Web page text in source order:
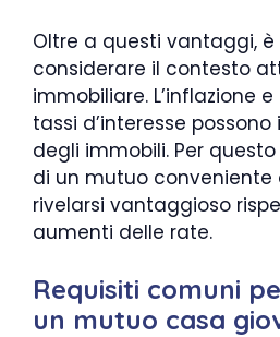
Oltre a questi vantaggi,
considerare il contesto
immobiliare. L’inflazione
tassi d’interesse
degli immobili. Per
di un mutuo conveniente
rivelarsi vantaggioso
aumenti delle rate.
Requisiti comuni
un mutuo casa